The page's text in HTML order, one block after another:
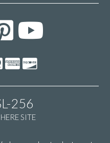
256
SITE